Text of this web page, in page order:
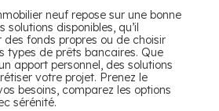
neuf repose sur une bonne
solutions disponibles, qu’il
des fonds propres ou de choisir
types de prêts bancaires. Que
apport personnel, des solutions
votre projet. Prenez le
besoins, comparez les options
sérénité.